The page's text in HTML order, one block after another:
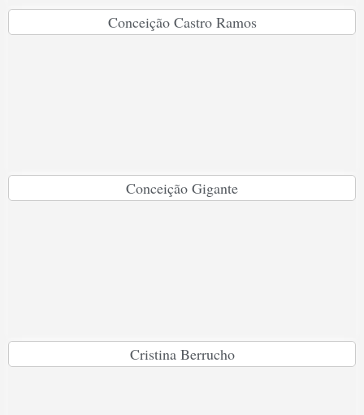
Conceição Castro Ramos
Conceição Gigante
Cristina Berrucho